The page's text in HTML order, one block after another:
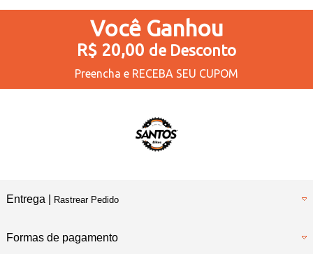
Você Ganhou
R$ 20,00 de Desconto
Preencha e RECEBA SEU CUPOM
Entrega | Rastrear Pedido
Formas de pagamento